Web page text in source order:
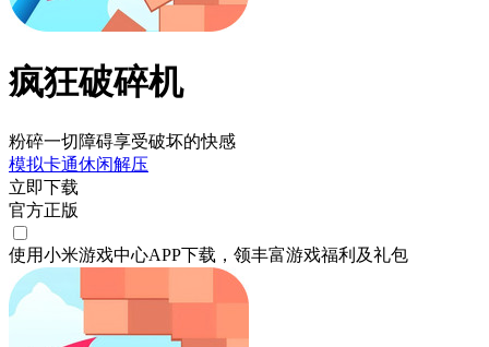
疯狂破碎机
粉碎一切障碍享受破坏的快感
模拟卡通休闲解压
立即下载
官方正版
使用小米游戏中心APP下载 ，领丰富游戏福利 及礼包